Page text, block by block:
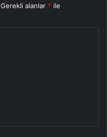
Gerekli alanlar * ile